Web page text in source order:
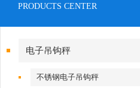
PRODUCTS CENTER
电子吊钩秤
不锈钢电子吊钩秤